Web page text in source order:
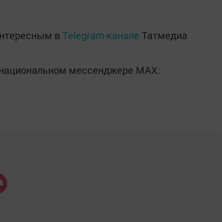
в Telegram-канале Татмедиа
мессенджере MАХ: